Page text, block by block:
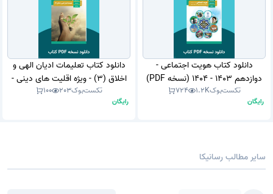
دانلود کتاب هویت اجتماعی -
دوازدهم 1403 - 1404 (نسخه PDF)
تکست‌بوک1.2K
724
رایگان
دانلود کتاب تعلیمات ادیان الهی و
اخلاق (3) - ویژه اقلیت های دینی -
دوازدهم 1403 - 1404 (نسخه PDF)تکست‌بوک203
100
رایگان
سایر مطالب رسانیکا